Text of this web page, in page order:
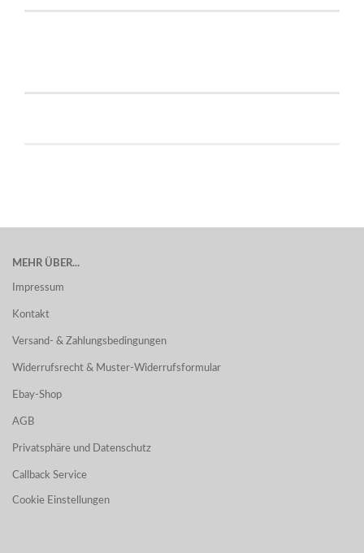
MEHR ÜBER...
Impressum
Kontakt
Versand- & Zahlungsbedingungen
Widerrufsrecht & Muster-Widerrufsformular
Ebay-Shop
AGB
Privatsphäre und Datenschutz
Callback Service
Cookie Einstellungen